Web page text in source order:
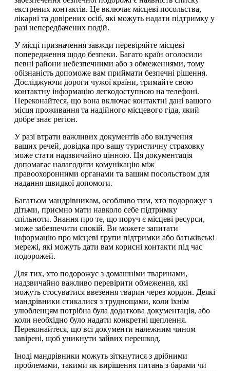
екстрених контактів. Це включає місцеві посольства,
лікарні та довірених осіб, які можуть надати підтримку у
разі непередбачених подій.
У місці призначення завжди перевіряйте місцеві
попередження щодо безпеки. Багато країн оголосили
певні райони небезпечними або з обмеженнями, тому
обізнаність допоможе вам приймати безпечні рішення.
Досліджуючи дороги чужої країни, тримайте свою
контактну інформацію легкодоступною на телефоні.
Переконайтеся, що вона включає контактні дані вашого
місця проживання та надійного місцевого гіда, який
добре знає регіон.
У разі втрати важливих документів або вилучення
ваших речей, довідка про вашу туристичну страховку
може стати надзвичайно цінною. Ця документація
допомагає налагодити комунікацію між
правоохоронними органами та вашим посольством для
надання швидкої допомоги.
Багатьом мандрівникам, особливо тим, хто подорожує з
дітьми, приємно мати навколо себе підтримку
спільноти. Знання про те, що поруч є місцеві ресурси,
може забезпечити спокій. Ви можете запитати
інформацію про місцеві групи підтримки або батьківські
мережі, які можуть дати вам корисні контакти під час
подорожей.
Для тих, хто подорожує з домашніми тваринами,
надзвичайно важливо перевірити обмеження, які
можуть стосуватися ввезення тварин через кордон. Деякі
мандрівники стикалися з труднощами, коли їхнім
улюбленцям потрібна була додаткова документація, або
коли необхідно було надати конкретні щеплення.
Переконайтеся, що всі документи належним чином
завірені, щоб уникнути зайвих перешкод.
Іноді мандрівники можуть зіткнутися з дрібними
проблемами, такими як вирішення питань з барами чи